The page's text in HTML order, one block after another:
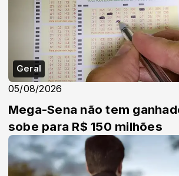
Geral
05/08/2026
Mega-Sena não tem
sobe para R$ 150 milhões